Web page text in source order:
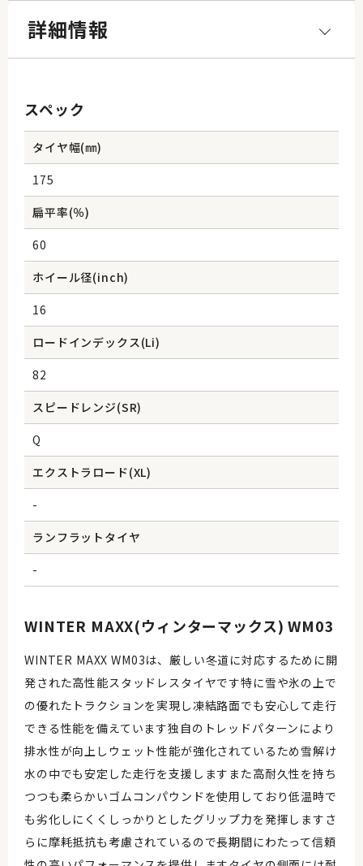
詳細情報
スペック
タイヤ幅(㎜)
175
扁平率(％)
60
ホイール径(inch)
16
ロードインデックス(Li)
82
スピードレンジ(SR)
Q
エクストラロード(XL)
-
ランフラットタイヤ
-
WINTER MAXX(ウィンターマックス) WM03
WINTER MAXX WM03は、厳しい冬道に対応するために開
発された高性能スタッドレスタイヤです特に雪や氷の上で
の優れたトラクションを実現し凍結路面でも安心して走行
できる性能を備えています独自のトレッドパターンにより
排水性が向上しウェット性能が強化されているため雪解け
水の中でも安定した走行を支援しますまた高耐久性を持ち
つつも柔らかいゴムコンパウンドを使用しており低温時で
も劣化しにくくしっかりとしたグリップ力を発揮しますさ
らに摩耗抵抗も考慮されているので長期間にわたって信頼